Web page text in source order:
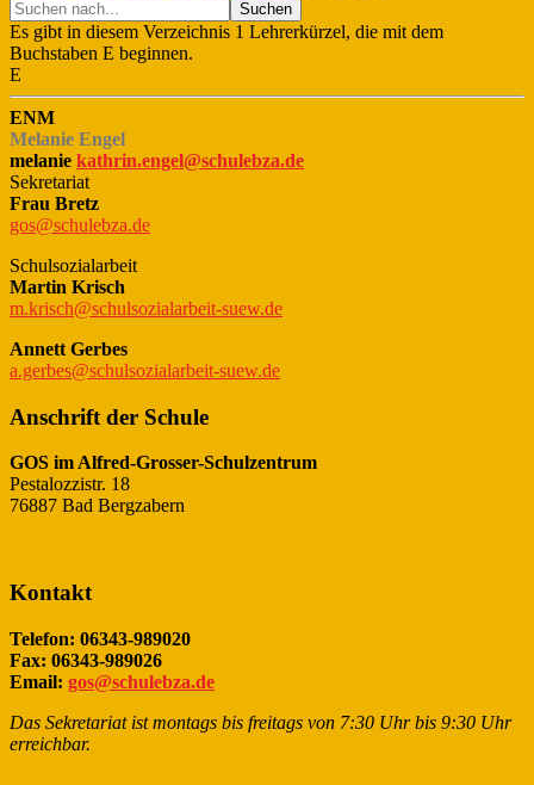
Es gibt in diesem Verzeichnis 1 Lehrerkürzel, die mit dem
Buchstaben E beginnen.
E
ENM
Melanie Engel
melanie kathrin.engel@schulebza.de
Sekretariat
Frau Bretz
gos@schulebza.de
Schulsozialarbeit
Martin Krisch
m.krisch@schulsozialarbeit-suew.de
Annett Gerbes
a.gerbes@schulsozialarbeit-suew.de
Anschrift der Schule
GOS im Alfred-Grosser-Schulzentrum
Pestalozzistr. 18
76887 Bad Bergzabern
Kontakt
Telefon: 06343-989020
Fax: 06343-989026
Email: gos@schulebza.de
Das Sekretariat ist montags bis freitags von 7:30 Uhr bis 9:30 Uhr
erreichbar.